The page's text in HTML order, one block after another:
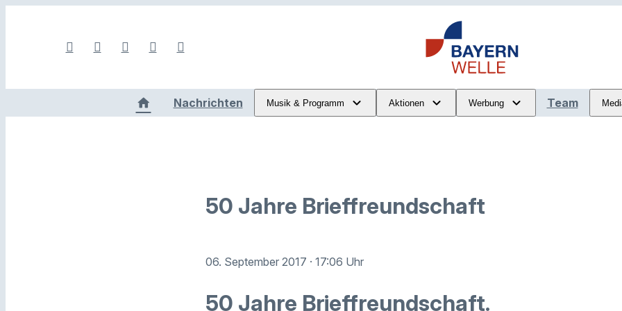
Nachrichten Musik & Programm Aktionen Werbung Team
50 Jahre Brieffreundschaft
06. September 2017 · 17:06 Uhr
50 Jahre Brieffreundschaft.